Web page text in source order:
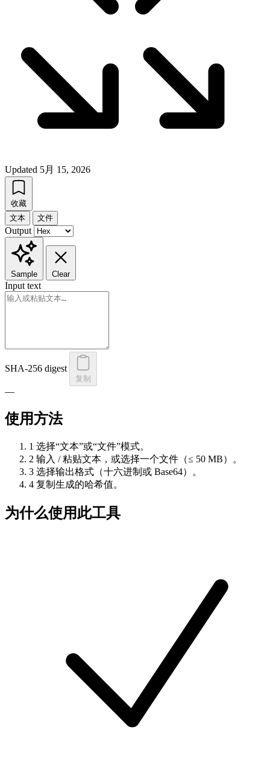
Updated 5月 15, 2026
收藏
文本
文件
Output
Sample Clear
Input text
SHA-256 digest
复制
—
使用方法
1 选择“文本”或“文件”模式。
2 输入 / 粘贴文本，或选择一个文件（≤ 50 MB）。
3 选择输出格式（十六进制或 Base64）。
4 复制生成的哈希值。
为什么使用此工具